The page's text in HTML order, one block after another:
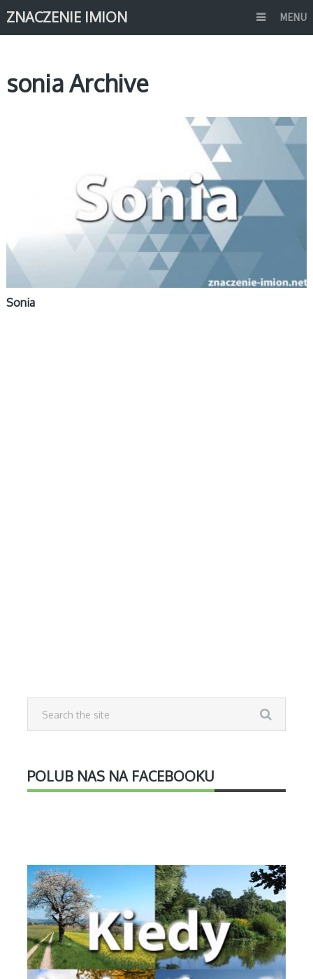
ZNACZENIE IMION MENU
sonia Archive
Sonia
POLUB NAS NA FACEBOOKU